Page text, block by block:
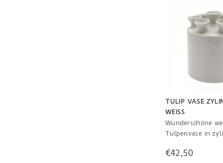
TULIP VASE
WEISS
Wunderschöne
Tulpenvase in
Design für
€42,50